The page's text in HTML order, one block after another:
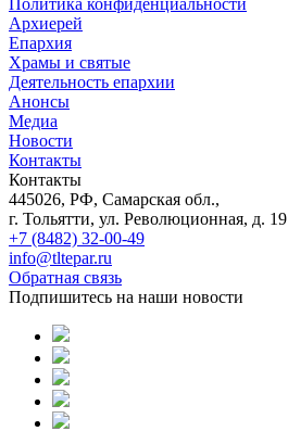
Архиерей
Епархия
Храмы и святые
Деятельность епархии
Анонсы
Медиа
Новости
Контакты
Контакты
445026, РФ, Самарская обл.,
г. Тольятти, ул. Революционная, д. 19
+7 (8482) 32-00-49
info@tltepar.ru
Обратная связь
Подпишитесь на наши новости